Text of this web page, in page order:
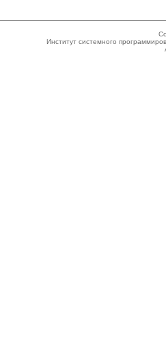
Институт системного